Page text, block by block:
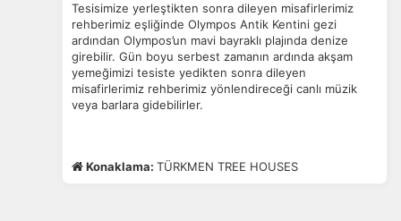
Tesisimize yerleştikten sonra dileyen misafirlerimiz
rehberimiz eşliğinde Olympos Antik Kentini gezi
ardından Olympos’un mavi bayraklı plajında denize
girebilir. Gün boyu serbest zamanın ardında akşam
yemeğimizi tesiste yedikten sonra dileyen
misafirlerimiz rehberimiz yönlendireceği canlı müzik
veya barlara gidebilirler.
Konaklama: TÜRKMEN TREE HOUSES